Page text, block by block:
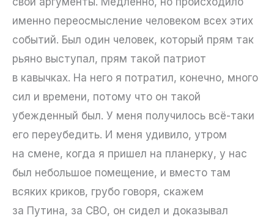
именно переосмысление человеком всех этих
событий. Был один человек, который прям так
рьяно выступал, прям такой патриот
в кавычках. На него я потратил, конечно, много
сил и времени, потому что он такой
убежденный был. У меня получилось всё-таки
его переубедить. И меня удивило, утром
на смене, когда я пришел на планерку, у нас
был небольшое помещение, и вместо там
всяких криков, грубо говоря, скажем
за Путина, за СВО, он сидел и доказывал